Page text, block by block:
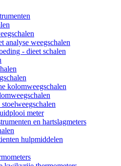
analyse weegschalen
- dieet schalen
kolomweegschalen
meter
en hartslagmeters
hulpmiddelen